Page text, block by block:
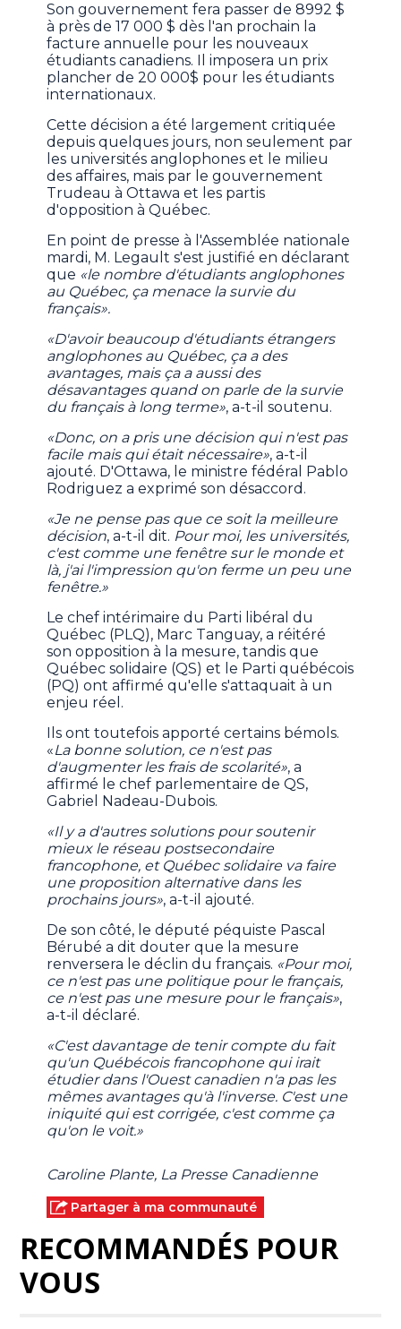
Son gouvernement fera passer de 8992 $
à près de 17 000 $ dès l'an prochain la
facture annuelle pour les nouveaux
étudiants canadiens. Il imposera un prix
plancher de 20 000$ pour les étudiants
internationaux.
Cette décision a été largement critiquée
depuis quelques jours, non seulement par
les universités anglophones et le milieu
des affaires, mais par le gouvernement
Trudeau à Ottawa et les partis
d'opposition à Québec.
En point de presse à l'Assemblée nationale
mardi, M. Legault s'est justifié en déclarant
que «le nombre d'étudiants anglophones
au Québec, ça menace la survie du
français».
«D'avoir beaucoup d'étudiants étrangers
anglophones au Québec, ça a des
avantages, mais ça a aussi des
désavantages quand on parle de la survie
du français à long terme», a-t-il soutenu.
«Donc, on a pris une décision qui n'est pas
facile mais qui était nécessaire», a-t-il
ajouté. D'Ottawa, le ministre fédéral Pablo
Rodriguez a exprimé son désaccord.
«Je ne pense pas que ce soit la meilleure
décision, a-t-il dit. Pour moi, les universités,
c'est comme une fenêtre sur le monde et
là, j'ai l'impression qu'on ferme un peu une
fenêtre.»
Le chef intérimaire du Parti libéral du
Québec (PLQ), Marc Tanguay, a réitéré
son opposition à la mesure, tandis que
Québec solidaire (QS) et le Parti québécois
(PQ) ont affirmé qu'elle s'attaquait à un
enjeu réel.
Ils ont toutefois apporté certains bémols.
«La bonne solution, ce n'est pas
d'augmenter les frais de scolarité», a
affirmé le chef parlementaire de QS,
Gabriel Nadeau-Dubois.
«Il y a d'autres solutions pour soutenir
mieux le réseau postsecondaire
francophone, et Québec solidaire va faire
une proposition alternative dans les
prochains jours», a-t-il ajouté.
De son côté, le député péquiste Pascal
Bérubé a dit douter que la mesure
renversera le déclin du français. «Pour moi,
ce n'est pas une politique pour le français,
ce n'est pas une mesure pour le français»,
a-t-il déclaré.
«C'est davantage de tenir compte du fait
qu'un Québécois francophone qui irait
étudier dans l'Ouest canadien n'a pas les
mêmes avantages qu'à l'inverse. C'est une
iniquité qui est corrigée, c'est comme ça
qu'on le voit.»
Caroline Plante, La Presse Canadienne
Partager à ma communauté
RECOMMANDÉS POUR
VOUS